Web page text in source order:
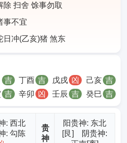
除 扫舍 馀事勿取
事不宜
日冲(乙亥)猪 煞东
吉 辛卯 凶 壬辰 吉 癸巳 吉
吉 丁酉 吉 戊戌 凶 己亥 吉
: 西北
: 勾陈
贵
神
阳贵神: 东北
[艮] 阴贵神: